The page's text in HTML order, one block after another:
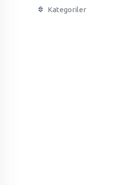
Kategoriler